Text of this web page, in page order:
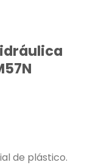
de plástico.